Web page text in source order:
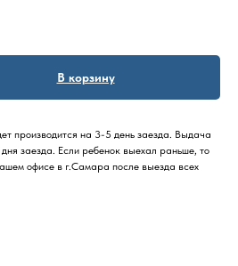
В корзину
производится на 3-5 день заезда. Выдача
заезда. Если ребенок выехал раньше, то
офисе в г.Самара после выезда всех